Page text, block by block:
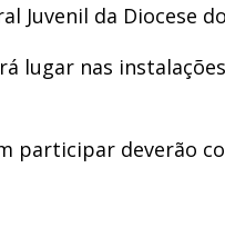
Juvenil da Diocese
lugar nas
participar deverão